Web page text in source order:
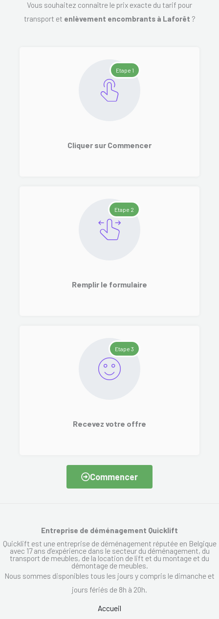
Vous souhaitez connaître le prix exacte du tarif pour
transport et enlèvement encombrants à Laforêt ?
Etape 1
Cliquer sur Commencer
Etape 2
Remplir le formulaire
Etape 3
Recevez votre offre
Commencer
Entreprise de déménagement Quicklift
Quicklift est une entreprise de déménagement réputée en Belgique
avec 17 ans d’expérience dans le secteur du déménagement, du
transport de meubles, de la location de lift et du montage et du
démontage de meubles.
Nous sommes disponibles tous les jours y compris le dimanche et
jours fériés de 8h à 20h.
Accueil